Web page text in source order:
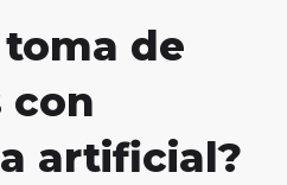
toma de
con
artificial?